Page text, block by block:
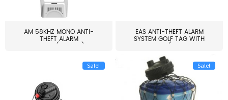
AM 58KHZ MONO ANTI-
THEFT ALARM
SYSTEM(EAS003)
EAS ANTI-THEFT ALARM
SYSTEM GOLF TAG WITH
PIN(H...
Sale! Sale!